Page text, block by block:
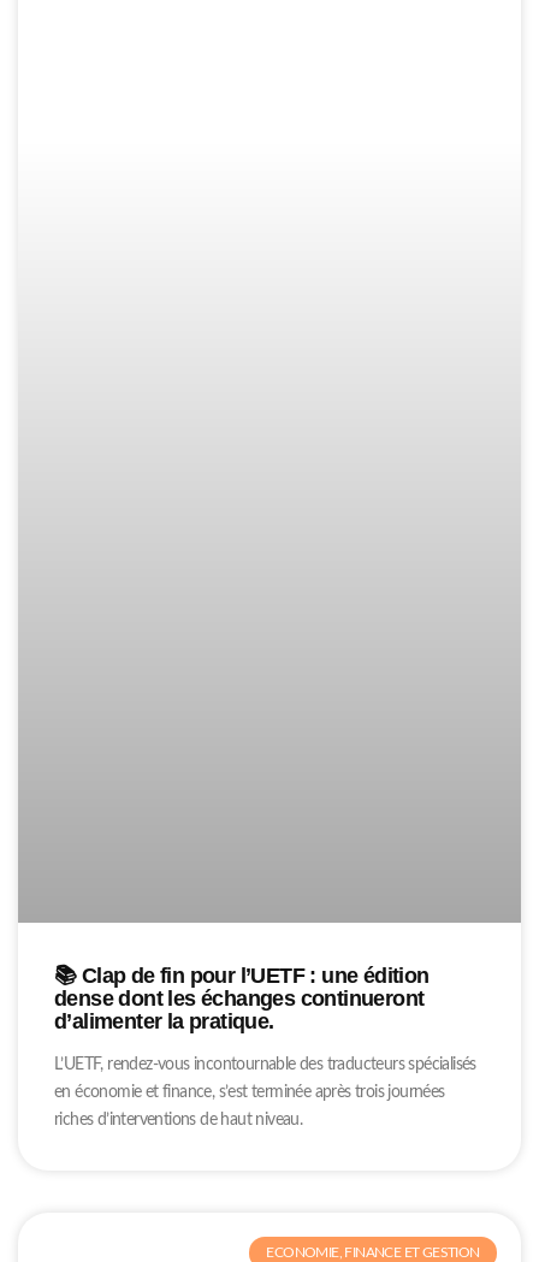
📚 Clap de fin pour l’UETF : une édition
dense dont les échanges continueront
d’alimenter la pratique.
L’UETF, rendez-vous incontournable des traducteurs spécialisés
en économie et finance, s’est terminée après trois journées
riches d’interventions de haut niveau.
ECONOMIE, FINANCE ET GESTION